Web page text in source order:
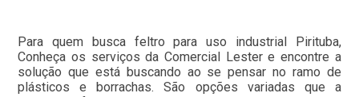
Para quem busca feltro para uso industrial Pirituba,
Conheça os serviços da Comercial Lester e encontre a
solução que está buscando ao se pensar no ramo de
plásticos e borrachas. São opções variadas que a